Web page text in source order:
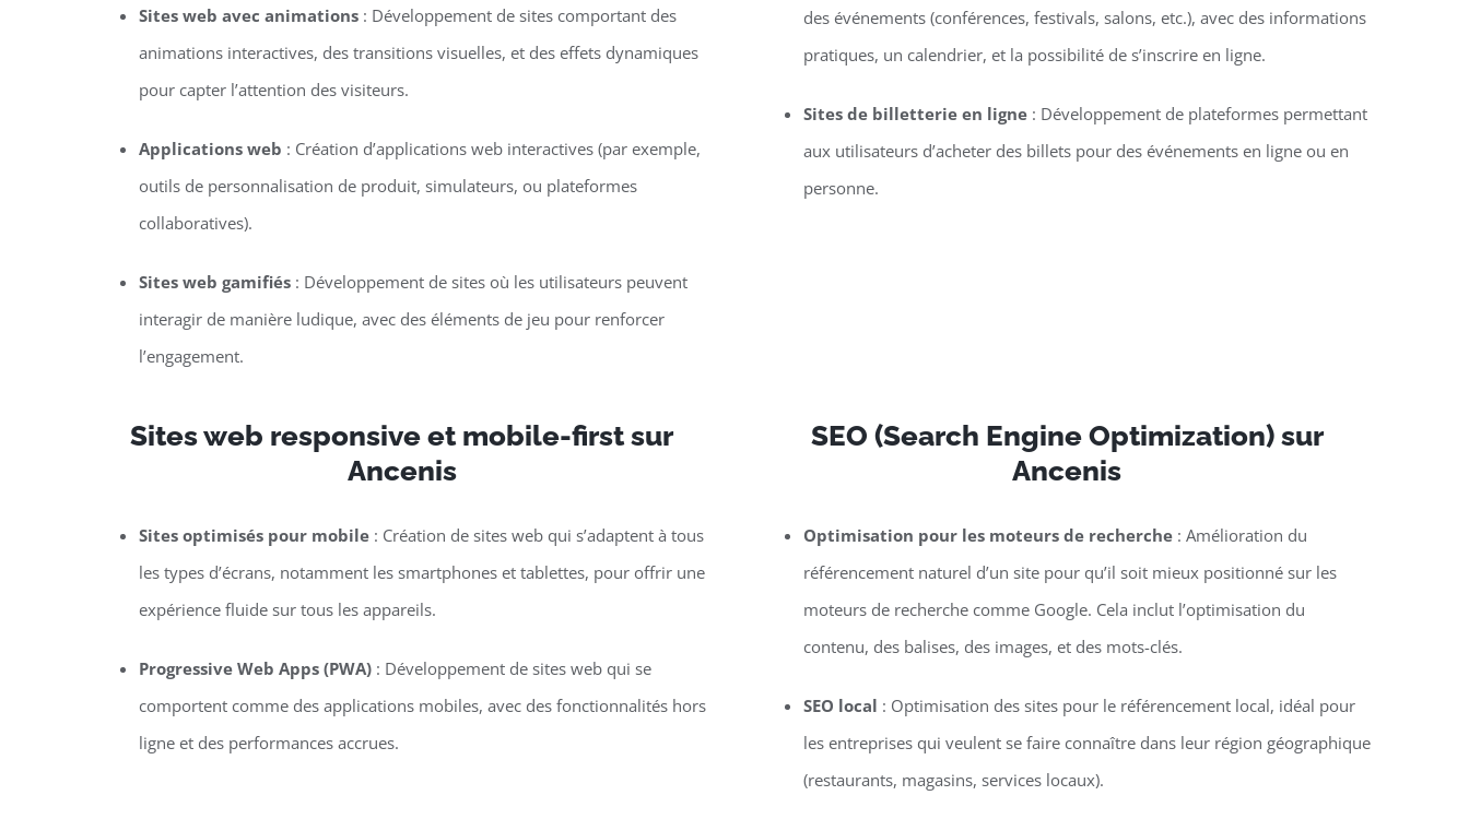
Sites web avec animations: Développement de sites comportant des
animations interactives, des transitions visuelles, et des effets dynamiques
pour capter l’attention des visiteurs.
Applications web : Création d’applications web interactives (par exemple,
outils de personnalisation de produit, simulateurs, ou plateformes
collaboratives).
Sites web gamifiés: Développement de sites où les utilisateurs peuvent
interagir de manière ludique, avec des éléments de jeu pour renforcer
l’engagement.
des événements (conférences, festivals, salons, etc.), avec des informations
pratiques, un calendrier, et la possibilité de s’inscrire en ligne.
Sites de billetterie en ligne : Développement de plateformes permettant
aux utilisateurs d’acheter des billets pour des événements en ligne ou en
personne.
Sites web responsive et mobile-first sur
Ancenis
Sites optimisés pour mobile: Création de sites web qui s’adaptent à tous
les types d’écrans, notamment les smartphones et tablettes, pour offrir une
expérience fluide sur tous les appareils.
Progressive Web Apps (PWA): Développement de sites web qui se
comportent comme des applications mobiles, avec des fonctionnalités hors
ligne et des performances accrues.
SEO (Search Engine Optimization) sur
Ancenis
Optimisation pour les moteurs de recherche : Amélioration du
référencement naturel d’un site pour qu’il soit mieux positionné sur les
moteurs de recherche comme Google. Cela inclut l’optimisation du
contenu, des balises, des images, et des mots-clés.
SEO local : Optimisation des sites pour le référencement local, idéal pour
les entreprises qui veulent se faire connaître dans leur région géographique
(restaurants, magasins, services locaux).